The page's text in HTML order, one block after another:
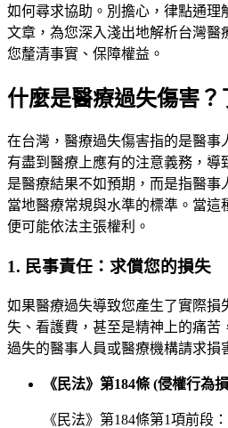
如何尋求協助。別擔心，律點通理
文章，為您深入淺出地解析台灣醫
您釐清事實、保障權益。
什麼是醫療過失傷害
在台灣，醫療過失傷害指的是醫事
有盡到醫療上應有的注意義務，導
是醫療結果不如預期，而是指醫事
當地醫療常規與水準的標準。當這
便可能依法主張權利。
1. 民事責任：求償您的損失
如果醫療過失導致您產生了實際損
失、看護費，甚至是精神上的痛苦
過失的醫事人員或醫療機構請求損
《民法》第184條 (侵權行為
《民法》第184條第1項前段